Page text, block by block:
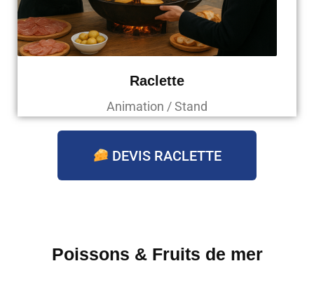
Raclette
Animation / Stand
DEVIS RACLETTE
Poissons & Fruits de mer